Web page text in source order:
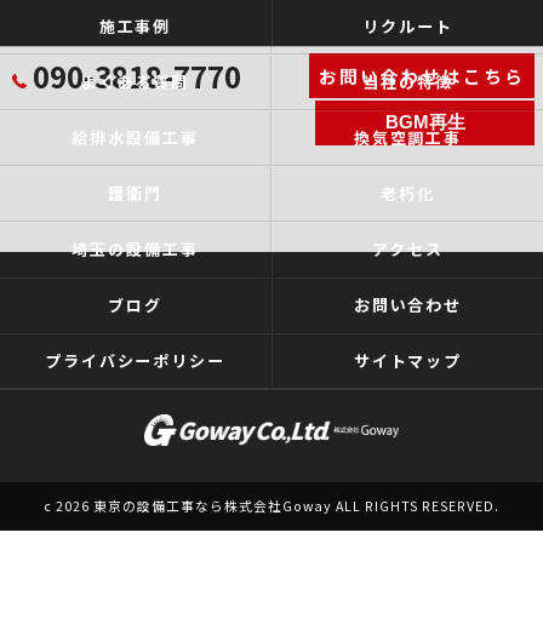
090-3818-7770 お問い合わせはこちら
BGM再生
施工事例 リクルート
よくある質問 当社の特徴
給排水設備工事 換気空調工事
護衛門 老朽化
埼玉の設備工事 アクセス
ブログ お問い合わせ
プライバシーポリシー サイトマップ
c 2026 東京の設備工事なら株式会社Goway ALL RIGHTS RESERVED.